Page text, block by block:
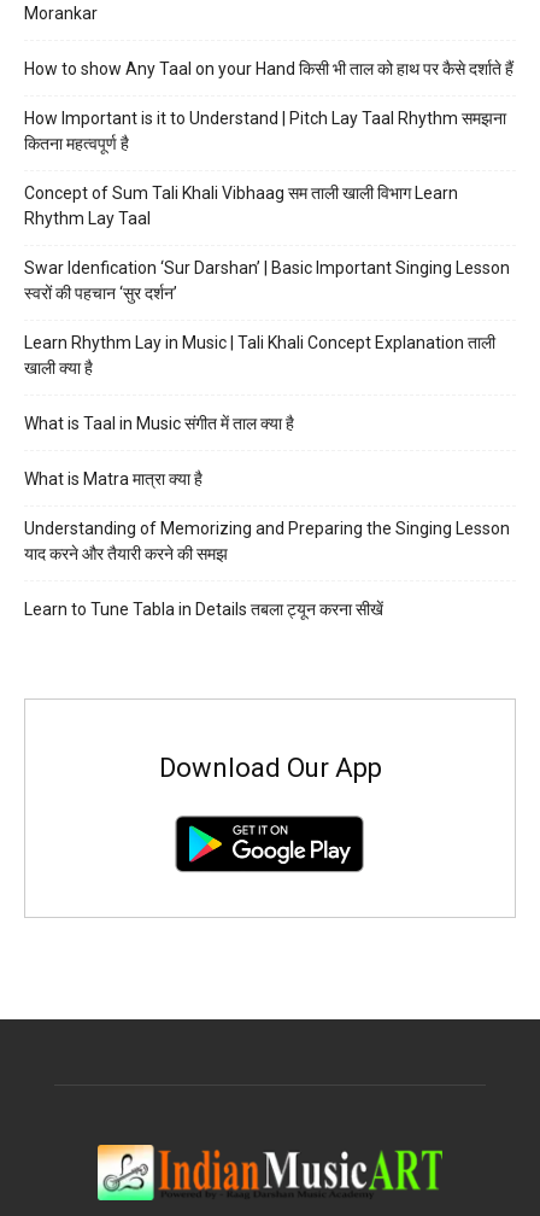
Morankar
How to show Any Taal on your Hand किसी भी ताल को हाथ पर कैसे दर्शाते हैं
How Important is it to Understand | Pitch Lay Taal Rhythm समझना
कितना महत्वपूर्ण है
Concept of Sum Tali Khali Vibhaag सम ताली खाली विभाग Learn
Rhythm Lay Taal
Swar Idenfication ‘Sur Darshan’ | Basic Important Singing Lesson
स्वरों की पहचान ‘सुर दर्शन’
Learn Rhythm Lay in Music | Tali Khali Concept Explanation ताली
खाली क्या है
What is Taal in Music संगीत में ताल क्या है
What is Matra मात्रा क्या है
Understanding of Memorizing and Preparing the Singing Lesson
याद करने और तैयारी करने की समझ
Learn to Tune Tabla in Details तबला ट्यून करना सीखें
Download Our App